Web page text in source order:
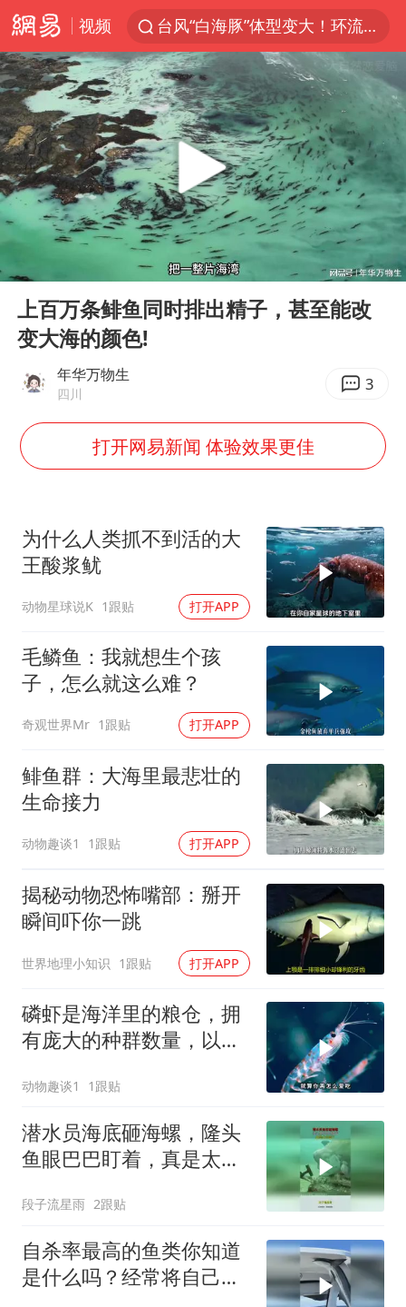
视频
台风“白海豚”体型变大！环流面积接近13个浙江那么大
女子开一天一夜空调后二氧化碳中毒
汪峰阻止14岁女儿买大牌
我国货物贸易进出口超30万亿元
泰国校园枪击案死亡人数升至7人
泰国枪击案凶手先杀祖父母后行凶
王力宏演唱会黄牛带观众藏匿被查获
带薪错峰休假通知引争议 河南回应
曝美拒绝乌增购“爱国者”导弹请求
公司“上四休三”但要降薪1000元
改名后的“青海拉面”店
广岛核爆81周年央视播《奥本海默》
东方之约 相约未来
Play
上百万条鲱鱼同时排出精子，甚至能改
变大海的颜色!
年华万物生
四川 3
打开网易新闻 体验效果更佳
为什么人类抓不到活的大
王酸浆鱿
动物星球说K 1跟贴 打开APP
毛鳞鱼：我就想生个孩
子，怎么就这么难？
奇观世界Mr 1跟贴 打开APP
鲱鱼群：大海里最悲壮的
生命接力
动物趣谈1 1跟贴 打开APP
揭秘动物恐怖嘴部：掰开
瞬间吓你一跳
世界地理小知识 1跟贴 打开APP
磷虾是海洋里的粮仓，拥
有庞大的种群数量，以及
动物趣谈1 1跟贴
潜水员海底砸海螺，隆头
鱼眼巴巴盯着，真是太可
段子流星雨 2跟贴
自杀率最高的鱼类你知道
是什么吗？经常将自己挂